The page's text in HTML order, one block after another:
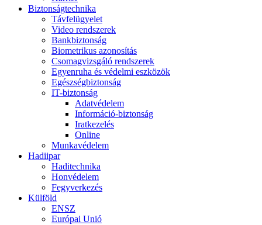
Biztonságtechnika
Távfelügyelet
Video rendszerek
Bankbiztonság
Biometrikus azonosítás
Csomagvizsgáló rendszerek
Egyenruha és védelmi eszközök
Egészségbiztonság
IT-biztonság
Adatvédelem
Információ-biztonság
Iratkezelés
Online
Munkavédelem
Hadiipar
Haditechnika
Honvédelem
Fegyverkezés
Külföld
ENSZ
Európai Unió